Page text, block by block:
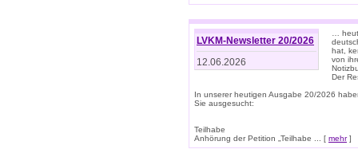
LVKM-Newsletter 20/2026
12.06.2026
…
hat,
von
Der
In unserer heutigen Ausgabe 20/2026
Sie ausgesucht:
Teilhabe
Anhörung der Petition „Teilhabe ... [ mehr]